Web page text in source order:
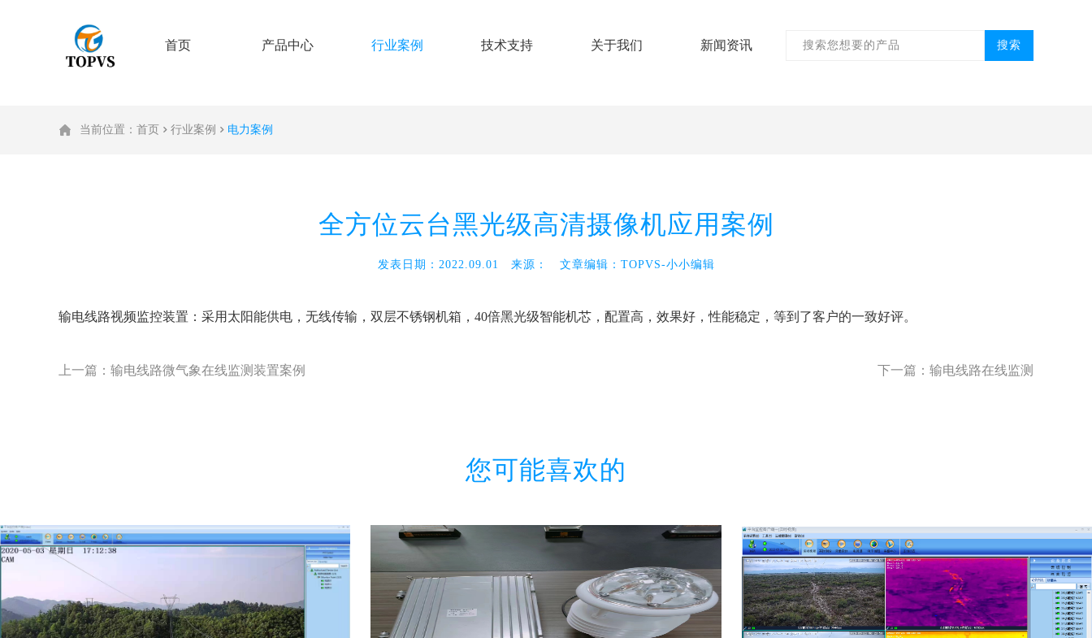
首页 产品中心 行业案例 技术支持 关于我们 新闻资讯 搜索
当前位置： 首页 行业案例 电力案例
全方位云台黑光级高清摄像机应用案例
发表日期：2022.09.01 来源： 文章编辑：TOPVS-小小编辑
输电线路视频监控装置：采用太阳能供电，无线传输，双层不锈钢机箱，40倍黑光级智能机芯，配置高，效果好，性能稳定，等到了客户的一致好评。
上一篇： 输电线路微气象在线监测装置案例 下一篇： 输电线路在线监测
您可能喜欢的